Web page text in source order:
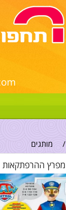
/ מותגים
מפרץ ההרפתקאות